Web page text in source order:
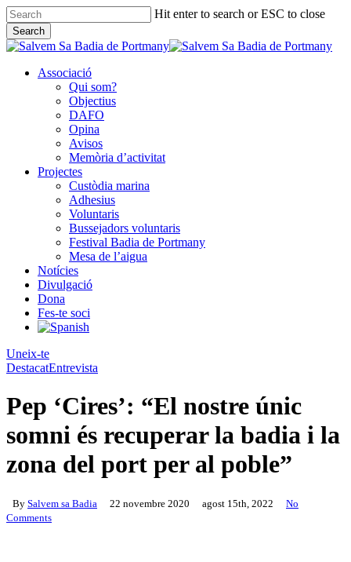
Skip
to
main
content
Hit enter to search or ESC to close
Search
Close
Associació
Qui som?
Objectius
DAFO
Opina
Avisos
Memòria d’activitat
Projectes
Custòdia marina
Adhesius
Voluntaris
Bussejadors voluntaris
Festival Badia de Portmany
Mesa de l’aigua
Notícies
Divulgació
Dona
Fes-te soci
Uneix-te
DestacatEntrevista
Pep ‘Cires’: “El nostre únic
somni és recuperar la badia i la
zona del port per al poble”
By Salvem sa Badia 22 novembre 2020 agost 15th, 2022
No
Comments